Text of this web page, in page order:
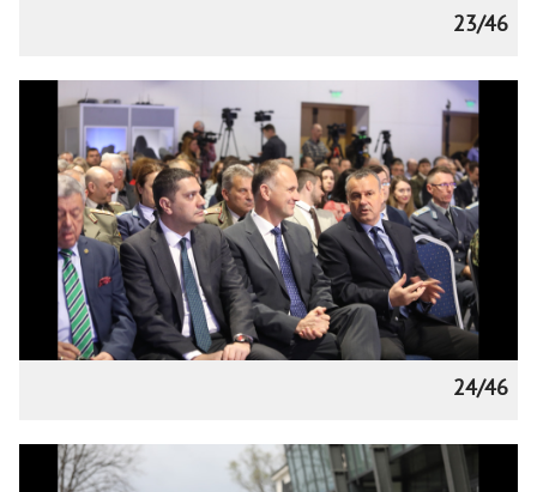
23/46
24/46